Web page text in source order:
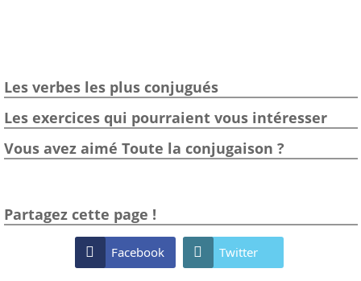
Les verbes les plus conjugués
Les exercices qui pourraient vous intéresser
Vous avez aimé Toute la conjugaison ?
Partagez cette page !
 Facebook  Twitter